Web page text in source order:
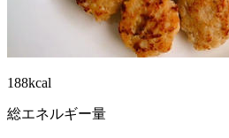
188kcal
総エネルギー量